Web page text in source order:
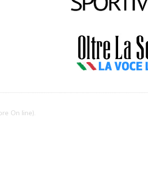
On line).